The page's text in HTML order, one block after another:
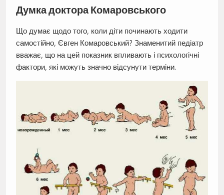
Думка доктора Комаровського
Що думає щодо того, коли діти починають ходити
самостійно, Євген Комаровський? Знаменитий педіатр
вважає, що на цей показник впливають і психологічні
фактори, які можуть значно відсунути терміни.